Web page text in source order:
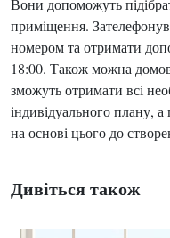
Вони допоможуть
приміщення.
номером та отримати
18:00. Також можна
зможуть отримати всі
індивідуального плану,
на основі цього до
Дивіться також